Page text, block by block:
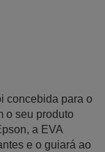
concebida para o
o seu produto
a EVA
e o guiará ao